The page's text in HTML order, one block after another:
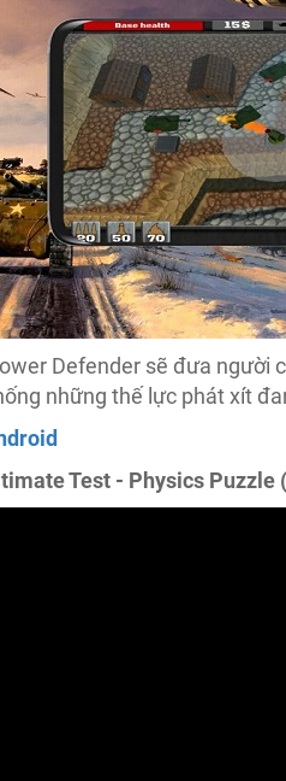
Defender sẽ đưa
những thế lực phát xít
Test - Physics Puzzle